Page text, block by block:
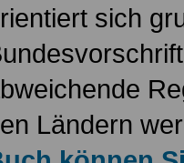
sich
Ländern